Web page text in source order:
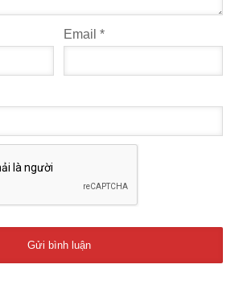
Email*